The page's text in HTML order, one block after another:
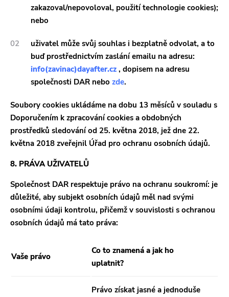
zakazoval/nepovoloval, použití technologie cookies);
nebo
uživatel může svůj souhlas i bezplatně odvolat, a to
buď prostřednictvím zaslání emailu na adresu:
info(zavinac)dayafter.cz , dopisem na adresu
společnosti DAR nebo zde.
Soubory cookies ukládáme na dobu 13 měsíců v souladu s
Doporučením k zpracování cookies a obdobných
prostředků sledování od 25. května 2018, jež dne 22.
května 2018 zveřejnil Úřad pro ochranu osobních údajů.
8. PRÁVA UŽIVATELŮ
Společnost DAR respektuje právo na ochranu soukromí: je
důležité, aby subjekt osobních údajů měl nad svými
osobními údaji kontrolu, přičemž v souvislosti s ochranou
osobních údajů má tato práva:
Vaše právo
Co to znamená a jak ho
uplatnit?
Právo získat jasné a jednoduše